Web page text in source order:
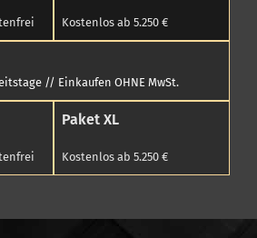
Kostenlos ab 5.250 €
// Einkaufen OHNE MwSt.
Paket XL
Kostenlos ab 5.250 €